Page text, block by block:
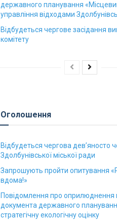
державного планування
управління відходами
Відбудеться чергове засідання
комітету
Оголошення
Відбудеться чергова дев’яносто
Здолбунівської міської ради
Запрошують пройти опитування
вдома!»
Повідомлення про оприлюднення
документа державного
стратегічну екологічну оцінку